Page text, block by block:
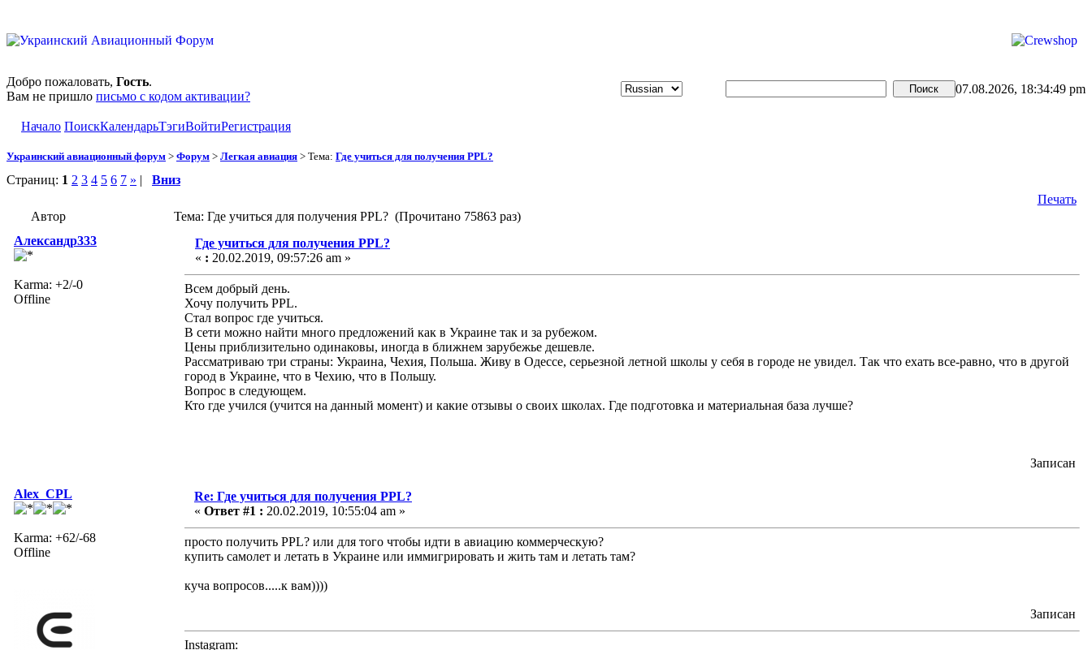
Добро пожаловать, Гость.
Вам не пришло письмо с кодом активации?
07.08.2026, 18:34:49 pm
Начало ПоискКалендарьТэгиВойтиРегистрация
Украинский авиационный форум > Форум > Легкая авиация > Тема: Где учиться для получения PPL?
Страниц: 1 2 3 4 5 6 7 » | Вниз
Печать
Автор
Тема: Где учиться для получения PPL? (Прочитано 75863 раз)
Александр333
Karma: +2/-0
Offline
Где учиться для получения PPL?
« : 20.02.2019, 09:57:26 am »
Всем добрый день.
Хочу получить PPL.
Стал вопрос где учиться.
В сети можно найти много предложений как в Украине так и за рубежом.
Цены приблизительно одинаковы, иногда в ближнем зарубежье дешевле.
Рассматриваю три страны: Украина, Чехия, Польша. Живу в Одессе, серьезной летной школы у себя в городе не увидел. Так что ехать все-равно, что в другой
город в Украине, что в Чехию, что в Польшу.
Вопрос в следующем.
Кто где учился (учится на данный момент) и какие отзывы о своих школах. Где подготовка и материальная база лучше?
Записан
Alex_CPL
Karma: +62/-68
Offline
Re: Где учиться для получения PPL?
« Ответ #1 : 20.02.2019, 10:55:04 am »
просто получить PPL? или для того чтобы идти в авиацию коммерческую?
купить самолет и летать в Украине или иммигрировать и жить там и летать там?
куча вопросов.....к вам))))
Записан
Instagram: